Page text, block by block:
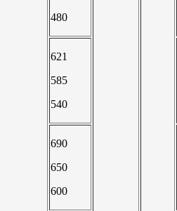
480
621
585
540
690
650
600